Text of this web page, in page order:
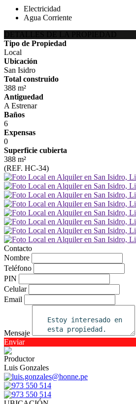
Electricidad
Agua Corriente
Tipo de Propiedad
Local
Ubicación
San Isidro
Total construido
388 m²
Antiguedad
A Estrenar
Baños
6
Expensas
0
Superficie cubierta
388 m²
(REF. HC-34)
Contacto
Nombre
Teléfono
PIN
Celular
Email
Mensaje
Enviar
Productor
Luis Gonzales
luis.gonzales@honne.pe
973 550 514
973 550 514